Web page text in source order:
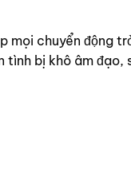
mọi chuyển động
tình bị khô âm đạo,